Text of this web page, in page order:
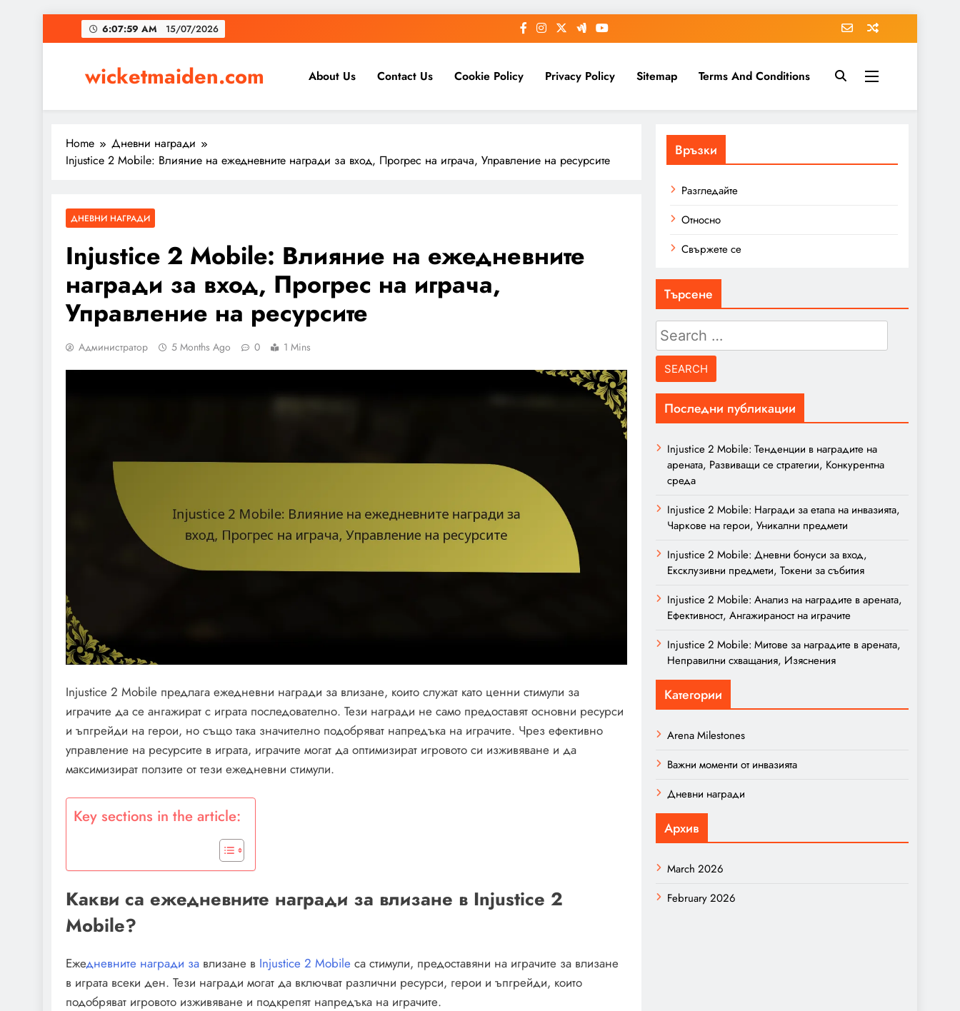
to
6:07:59 AM 15/07/2026
wicketmaiden.com About Us Contact Us Cookie Policy Privacy Policy Sitemap Terms And Conditions
Home
Дневни награди
Injustice 2 Mobile: Влияние на ежедневните награди за вход, Прогрес на играча, Управление на ресурсите
ДНЕВНИ НАГРАДИ
Injustice 2 Mobile: Влияние на ежедневните
награди за вход, Прогрес на играча,
Управление на ресурсите
Администратор 5 Months Ago 0 1 Mins
Injustice 2 Mobile предлага ежедневни награди за влизане, които служат като ценни стимули за
играчите да се ангажират с играта последователно. Тези награди не само предоставят основни ресурси
и ъпгрейди на герои, но също така значително подобряват напредъка на играчите. Чрез ефективно
управление на ресурсите в играта, играчите могат да оптимизират игровото си изживяване и да
максимизират ползите от тези ежедневни стимули.
Key sections in the article:
Какви са ежедневните награди за влизане в Injustice 2
Mobile?
Ежедневните награди за влизане в Injustice 2 Mobile са стимули, предоставяни на играчите за влизане
в играта всеки ден. Тези награди могат да включват различни ресурси, герои и ъпгрейди, които
подобряват игровото изживяване и подкрепят напредъка на играчите.
Връзки
Разгледайте
Относно
Свържете се
Търсене
Search
for:
Последни публикации
Injustice 2 Mobile: Тенденции в наградите на
арената, Развиващи се стратегии, Конкурентна
среда
Injustice 2 Mobile: Награди за етапа на инвазията,
Чаркове на герои, Уникални предмети
Injustice 2 Mobile: Дневни бонуси за вход,
Ексклузивни предмети, Токени за събития
Injustice 2 Mobile: Анализ на наградите в арената,
Ефективност, Ангажираност на играчите
Injustice 2 Mobile: Митове за наградите в арената,
Неправилни схващания, Изяснения
Категории
Arena Milestones
Важни моменти от инвазията
Дневни награди
Архив
March 2026
February 2026